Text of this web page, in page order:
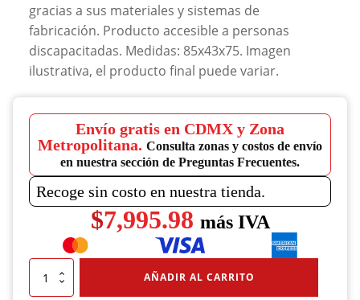
gracias a sus materiales y sistemas de
fabricación. Producto accesible a personas
discapacitadas. Medidas: 85x43x75. Imagen
ilustrativa, el producto final puede variar.
Envío gratis en CDMX y Zona
Metropolitana. Consulta zonas y costos de envío
en nuestra sección de Preguntas Frecuentes.
Recoge sin costo en nuestra tienda.
$7,995.98 más IVA
Contenedor
Ecológico
AÑADIR AL CARRITO